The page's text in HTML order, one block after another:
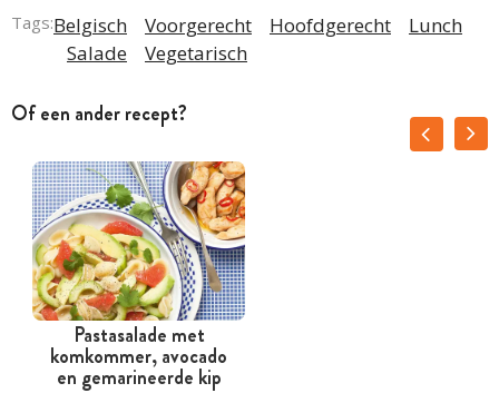
Tags:Belgisch Voorgerecht Hoofdgerecht
Lunch
Salade
Vegetarisch
Of een ander recept?
Pastasalade met
komkommer, avocado
en gemarineerde kip